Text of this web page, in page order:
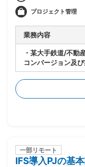
プロジェクト管理
業務内容
・某大手鉄道/不動
コンバージョン及
・ベンダー側メン
域の業務変革を担
・財務/管理会計/
整理および業務変
・SAP S/4HANA
一部リモート
IFS導入PJの基